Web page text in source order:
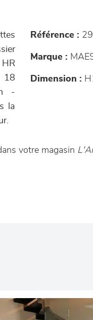
HR
18
-
la
Référence :
Marque :
Dimension :
votre magasin